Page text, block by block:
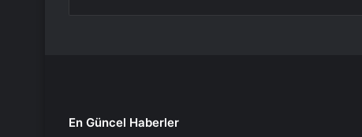
En Güncel Haberler